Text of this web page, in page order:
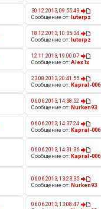
30.12.2013, 09:55:43
Сообщение от:luterpz
18.12.2013, 10:35:34
Сообщение от:luterpz
12.11.2013, 19:00:07
Сообщение от:Alex1x
23.08.2013, 20:41:55
Сообщение от:Kapral-006
06.06.2013, 14:38:52
Сообщение от:Nurken93
06.06.2013, 14:37:24
Сообщение от:Kapral-006
06.06.2013, 14:31:36
Сообщение от:Kapral-006
06.06.2013, 13:23:35
Сообщение от:Nurken93
06.06.2013, 13:08:47